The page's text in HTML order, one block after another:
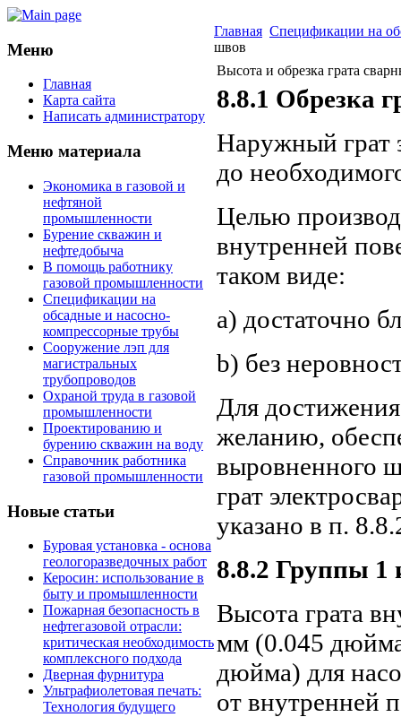
Меню
Главная
Карта сайта
Написать администратору
Меню материала
Экономика в газовой и
нефтяной
промышленности
Бурение скважин и
нефтедобыча
В помощь работнику
газовой промышленности
Спецификации на
обсадные и насосно-
компрессорные трубы
Сооружение лэп для
магистральных
трубопроводов
Охраной труда в газовой
промышленности
Проектированию и
бурению скважин на воду
Справочник работника
газовой промышленности
Новые статьи
Буровая установка - основа
геологоразведочных работ
Керосин: использование в
быту и промышленности
Пожарная безопасность в
нефтегазовой отрасли:
критическая необходимость
комплексного подхода
Дверная фурнитура
Ультрафиолетовая печать:
Технология будущего
Главная Спецификации на
швов
Высота и обрезка грата
8.8.1 Обрезка
Наружный грат
до
Целью
внутренней
таком виде:
а) достаточно
b) без
Для
желанию,
выровненного
грат
указано в п.
8.8.2 Группы 1
Высота грата
мм (0.045
дюйма) для
от внутренней